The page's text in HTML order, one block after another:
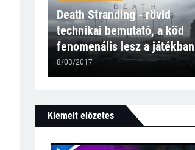
Death Stranding - rövid
technikai bemutató, a köd
fenomenális lesz a játékban
8/03/2017
Kiemelt előzetes